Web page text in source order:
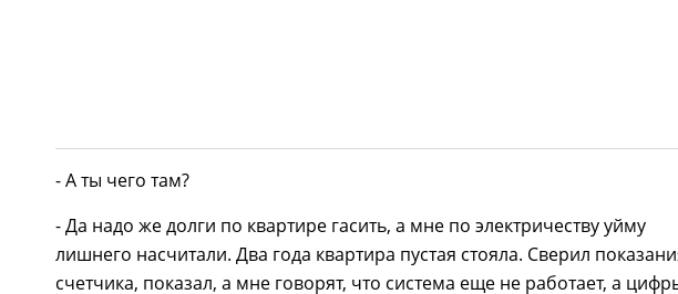
- А ты чего там?
- Да надо же долги по квартире гасить, а мне по электричеству уйму
лишнего насчитали. Два года квартира пустая стояла. Сверил
счетчика, показал, а мне говорят, что система еще не работает, а